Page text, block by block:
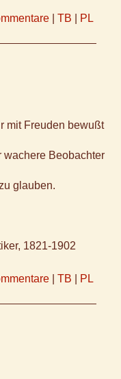
TB PL
mit Freuden bewußt
wachere Beobachter
glauben.
1821-1902
TB PL